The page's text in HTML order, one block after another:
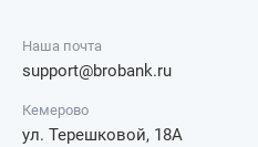
Наша почта
support@brobank.ru
Кемерово
ул. Терешковой, 18А